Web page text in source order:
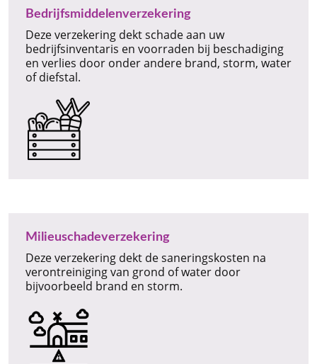
Bedrijfsmiddelenverzekering
Deze verzekering dekt schade aan uw
bedrijfsinventaris en voorraden bij beschadiging
en verlies door onder andere brand, storm, water
of diefstal.
Milieuschadeverzekering
Deze verzekering dekt de saneringskosten na
verontreiniging van grond of water door
bijvoorbeeld brand en storm.